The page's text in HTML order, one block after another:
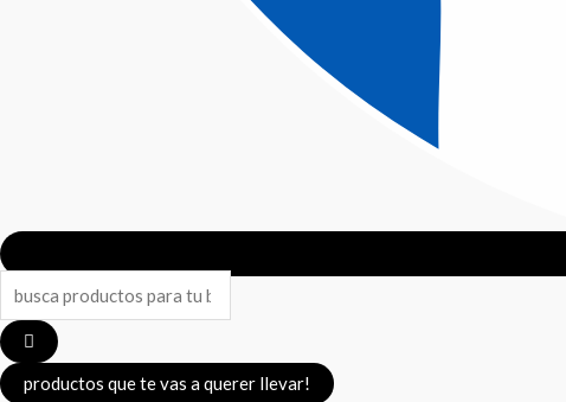
productos que te vas a querer llevar!